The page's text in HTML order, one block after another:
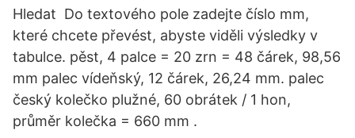
Hledat Do textového pole zadejte číslo mm,
které chcete převést, abyste viděli výsledky v
tabulce. pěst, 4 palce = 20 zrn = 48 čárek, 98,56
mm palec vídeňský, 12 čárek, 26,24 mm. palec
český kolečko plužné, 60 obrátek / 1 hon,
průměr kolečka = 660 mm .